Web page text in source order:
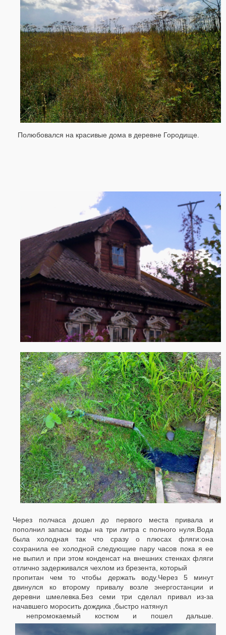
Полюбовался на красивые дома в деревне Городище.
Через полчаса дошел до первого места привала и
пополнил запасы воды на три литра с полного нуля.Вода
была холодная так что сразу о плюсах фляги:она
сохранила ее холодной следующие пару часов пока я ее
не выпил и при этом конденсат на внешних стенках фляги
отлично задерживался чехлом из брезента, который
пропитан чем то чтобы держать воду.Через 5 минут
двинулся ко второму привалу возле энергостанции и
деревни шмелевка.Без семи три сделал привал из-за
начавшего моросить дождика ,быстро натянул
непромокаемый костюм и пошел дальше.